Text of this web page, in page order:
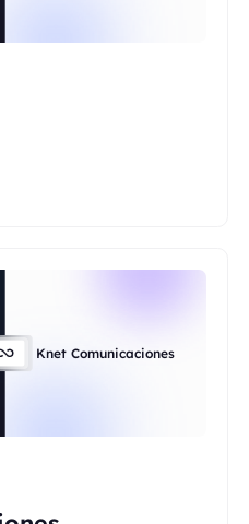
Knet Comunicaciones